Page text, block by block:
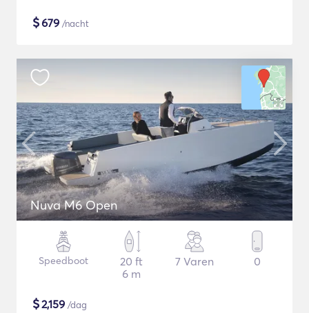
$679 /nacht
Nuva M6 Open
Speedboot
20 ft
6 m
7 Varen 0
$2,159 /dag